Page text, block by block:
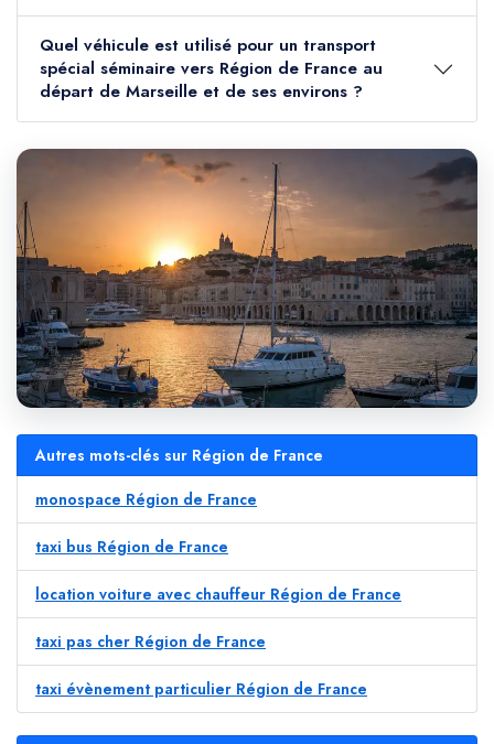
Quel véhicule est utilisé pour un transport
spécial séminaire vers Région de France au
départ de Marseille et de ses environs ?
Autres mots-clés sur Région de France
monospace Région de France
taxi bus Région de France
location voiture avec chauffeur Région de France
taxi pas cher Région de France
taxi évènement particulier Région de France